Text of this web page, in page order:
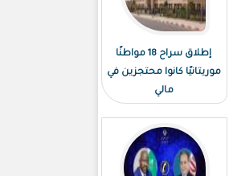
إطلاق سراح 18 مواطنًا
موريتانيًا كانوا محتجزين في
مالي